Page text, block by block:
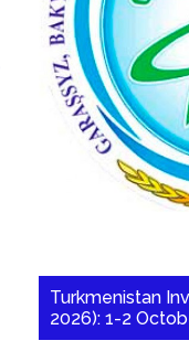
Turkmenistan
2026): 1-2